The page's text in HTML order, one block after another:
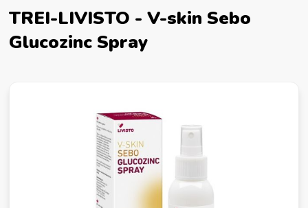
TREI-LIVISTO - V-skin Sebo
Glucozinc Spray